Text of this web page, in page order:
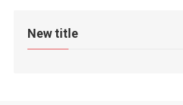
New title